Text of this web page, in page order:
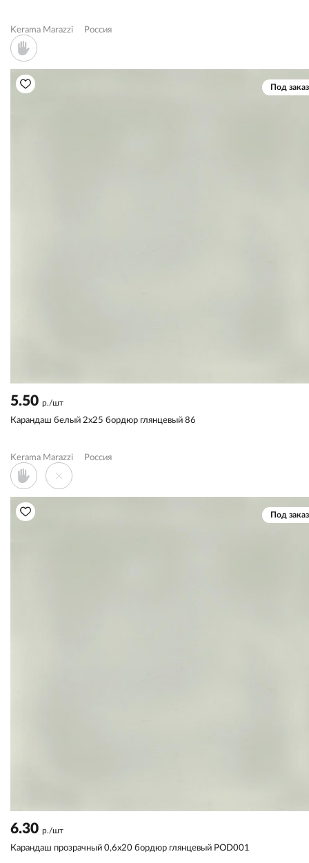
Kerama Marazzi Россия
Под заказ
5.50 р./шт
Карандаш белый 2x25 бордюр глянцевый 86
Kerama Marazzi Россия
Под заказ
6.30 р./шт
Карандаш прозрачный 0,6x20 бордюр глянцевый POD001